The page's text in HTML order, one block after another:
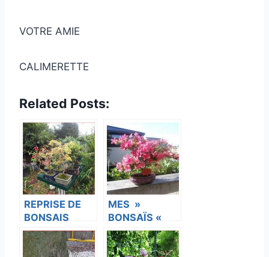
VOTRE AMIE
CALIMERETTE
Related Posts:
REPRISE DE
BONSAIS
MES »
BONSAÏS «